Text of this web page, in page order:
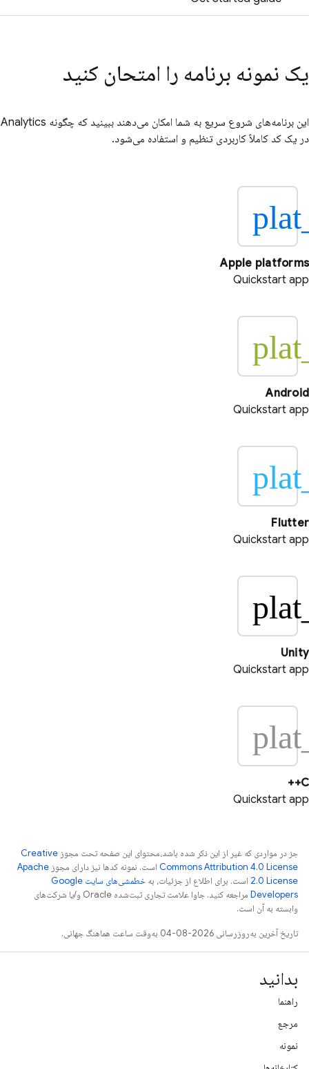
یک نمونه برنامه را امتحان کنید
این برنامه‌های شروع سریع به شما امکان می‌دهند ببینید که چگونه Analytics
در یک کد کاملاً کاربردی تنظیم و استفاده می‌شود.
Apple platforms
Quickstart app
Android
Quickstart app
Flutter
Quickstart app
Unity
Quickstart app
C++
Quickstart app
جز در مواردی که غیر از این ذکر شده باشد،‌محتوای این صفحه تحت مجوز Creative
Commons Attribution 4.0 License است. نمونه کدها نیز دارای مجوز Apache
2.0 License است. برای اطلاع از جزئیات، به
خطمشی‌های سایت Google
Developers‏
مراجعه کنید. جاوا علامت تجاری ثبت‌شده Oracle و/یا شرکت‌های
وابسته به آن است.
تاریخ آخرین به‌روزرسانی 2026-08-04 به‌وقت ساعت هماهنگ جهانی.
بدانید
راهنما
مرجع
نمونه